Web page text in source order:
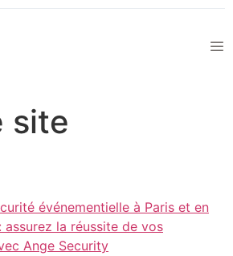
site
événementielle à Paris et en
assurez la réussite de vos
Ange Security